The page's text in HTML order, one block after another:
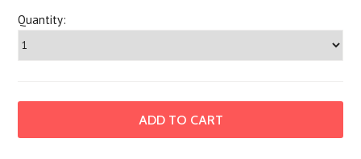
Quantity: